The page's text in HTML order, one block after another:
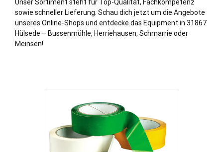
Unser Sortiment steht für Top-Qualität, Fachkompetenz
sowie schneller Lieferung. Schau dich jetzt um die Angebote
unseres Online-Shops und entdecke das Equipment in 31867
Hülsede – Bussenmühle, Herriehausen, Schmarrie oder
Meinsen!